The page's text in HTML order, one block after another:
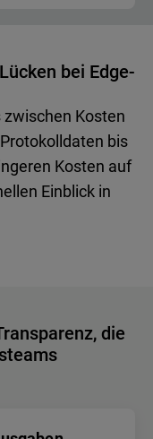
bei Edge-
Kosten
bis
Kosten auf
Einblick in
die